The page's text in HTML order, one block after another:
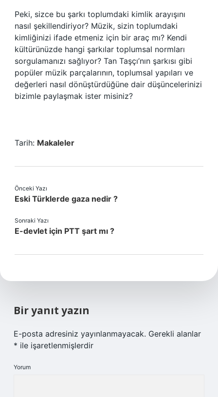
Peki, sizce bu şarkı toplumdaki kimlik arayışını
nasıl şekillendiriyor? Müzik, sizin toplumdaki
kimliğinizi ifade etmeniz için bir araç mı? Kendi
kültürünüzde hangi şarkılar toplumsal normları
sorgulamanızı sağlıyor? Tan Taşçı’nın şarkısı gibi
popüler müzik parçalarının, toplumsal yapıları ve
değerleri nasıl dönüştürdüğüne dair düşüncelerinizi
bizimle paylaşmak ister misiniz?
Tarih: Makaleler
Önceki Yazı
Eski Türklerde gaza nedir ?
Sonraki Yazı
E-devlet için PTT şart mı ?
Bir yanıt yazın
E-posta adresiniz yayınlanmayacak. Gerekli alanlar
* ile işaretlenmişlerdir
Yorum